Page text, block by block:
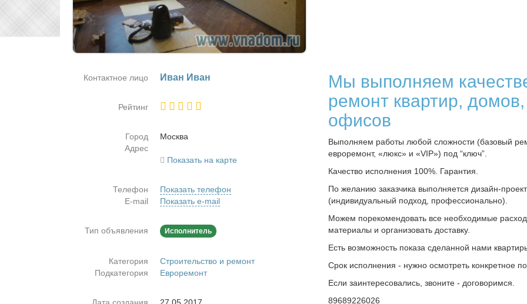
Мы выполняем
ремонт квартир, домов,
офисов
Выполняем работы любой сложности (базовый
евроремонт, «люкс» и «VIP») под “ключ”.
Качество исполнения 100%. Гарантия.
По желанию заказчика выполняется дизайн-проект
(индивидуальный подход, профессионально).
Можем порекомендовать все необходимые
материалы и организовать доставку.
Есть возможность показа сделанной нами
Срок исполнения - нужно осмотреть конкретное
Если заинтересовались, звоните - договоримся.
89689226026
Контактное лицо Иван Иван
Рейтинг
Город
Москва
Адрес
Показать на карте
Телефон
Показать телефон
E-mail
Показать e-mail
Тип объявления Исполнитель
Категория
Строительство и ремонт
Подкатегория
Евроремонт